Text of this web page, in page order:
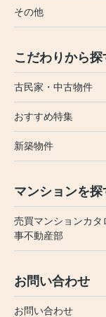
その他
こだわりから探
古民家・中古物件
おすすめ特集
新築物件
マンションを探
売買マンションカタ
事不動産部
お問い合わせ
お問い合わせ